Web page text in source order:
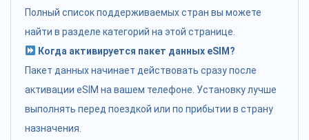
Полный список поддерживаемых стран вы можете
найти в разделе категорий на этой странице.
Когда активируется пакет данных eSIM?
Пакет данных начинает действовать сразу после
активации eSIM на вашем телефоне. Установку лучше
выполнять перед поездкой или по прибытии в страну
назначения.